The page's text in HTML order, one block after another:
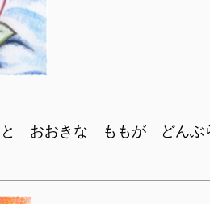
おおきな ももが どんぶ